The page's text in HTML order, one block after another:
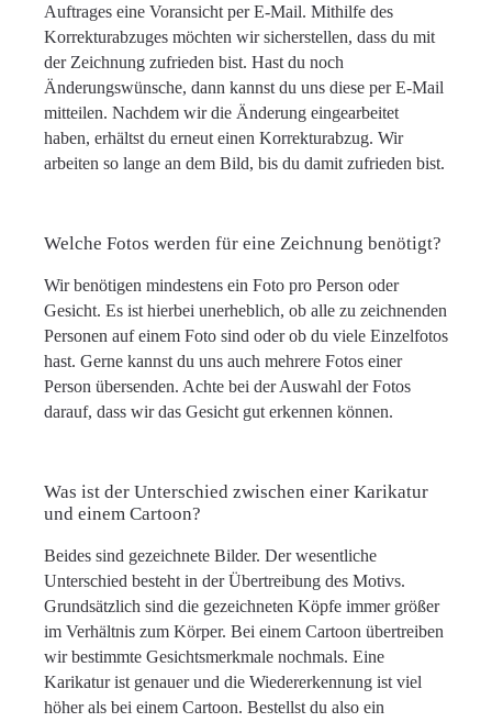
Auftrages eine Voransicht per E-Mail. Mithilfe des
Korrekturabzuges möchten wir sicherstellen, dass du mit
der Zeichnung zufrieden bist. Hast du noch
Änderungswünsche, dann kannst du uns diese per E-Mail
mitteilen. Nachdem wir die Änderung eingearbeitet
haben, erhältst du erneut einen Korrekturabzug. Wir
arbeiten so lange an dem Bild, bis du damit zufrieden bist.
Welche Fotos werden für eine Zeichnung benötigt?
Wir benötigen mindestens ein Foto pro Person oder
Gesicht. Es ist hierbei unerheblich, ob alle zu zeichnenden
Personen auf einem Foto sind oder ob du viele Einzelfotos
hast. Gerne kannst du uns auch mehrere Fotos einer
Person übersenden. Achte bei der Auswahl der Fotos
darauf, dass wir das Gesicht gut erkennen können.
Was ist der Unterschied zwischen einer Karikatur
und einem Cartoon?
Beides sind gezeichnete Bilder. Der wesentliche
Unterschied besteht in der Übertreibung des Motivs.
Grundsätzlich sind die gezeichneten Köpfe immer größer
im Verhältnis zum Körper. Bei einem Cartoon übertreiben
wir bestimmte Gesichtsmerkmale nochmals. Eine
Karikatur ist genauer und die Wiedererkennung ist viel
höher als bei einem Cartoon. Bestellst du also ein